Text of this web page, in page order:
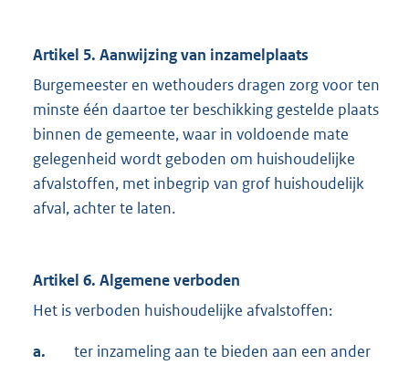
Artikel 5. Aanwijzing van inzamelplaats
Burgemeester en wethouders dragen zorg voor ten
minste één daartoe ter beschikking gestelde plaats
binnen de gemeente, waar in voldoende mate
gelegenheid wordt geboden om huishoudelijke
afvalstoffen, met inbegrip van grof huishoudelijk
afval, achter te laten.
Artikel 6. Algemene verboden
Het is verboden huishoudelijke afvalstoffen:
a.
ter inzameling aan te bieden aan een ander